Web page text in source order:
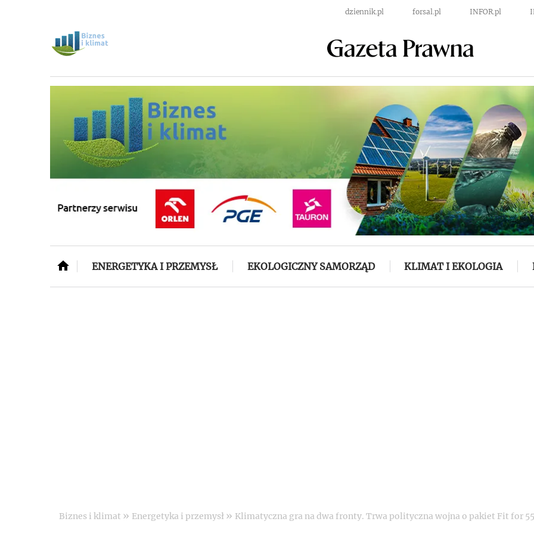
dziennik.pl forsal.pl INFOR.pl
ENERGETYKA I PRZEMYSŁ EKOLOGICZNY SAMORZĄD KLIMAT I EKOLOGIA
Biznes i klimat » Energetyka i przemysł » Klimatyczna gra na dwa fronty. Trwa polityczna wojna o pakiet Fit for 55